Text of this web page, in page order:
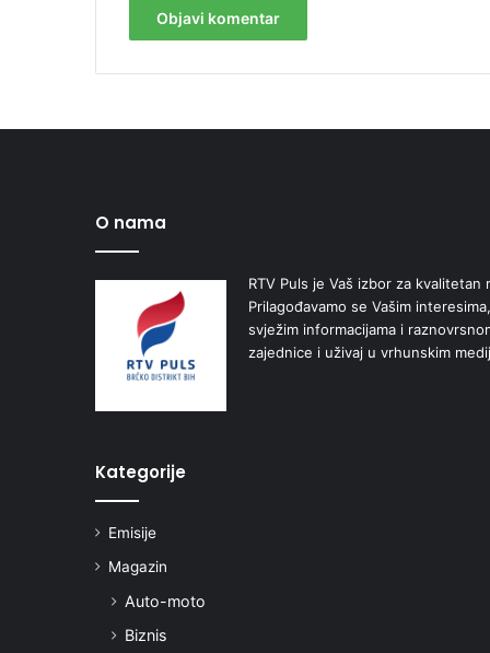
O nama
RTV Puls je Vaš izbor za
Prilagođavamo se Vašim
svježim informacijama i
zajednice i uživaj u vrhunskim
Kategorije
Emisije
Magazin
Auto-moto
Biznis